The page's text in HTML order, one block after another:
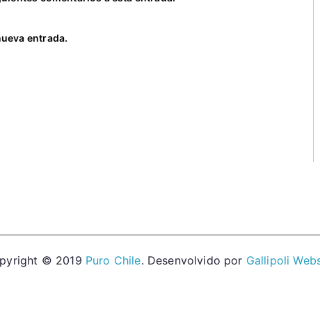
entrada.
© 2019 Puro Chile. Desenvolvido por Gallipoli